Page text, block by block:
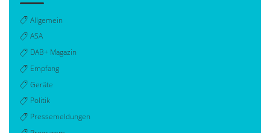
Allgemein
ASA
DAB+ Magazin
Empfang
Geräte
Politik
Pressemeldungen